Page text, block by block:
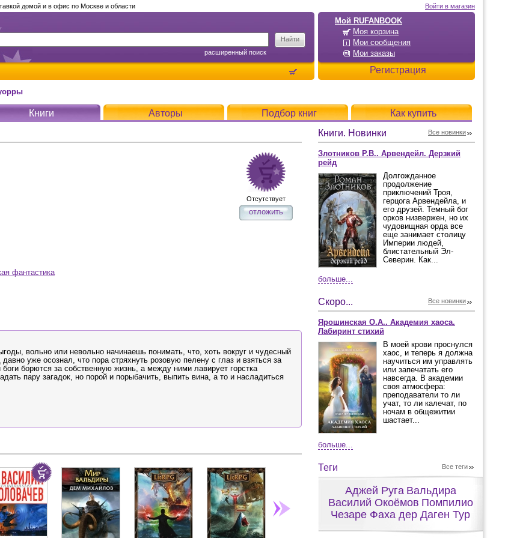
Мой RUFANBOOK
Моя корзина
Мои сообщения
Мои заказы
Регистрация
Войти в магазин
расширенный поиск
домой и в офис по Москве и области
Книги Авторы Подбор книг
Как купить
фантастика
Отсутствует
отложить
вольно или невольно начинаешь понимать, что, хоть вокруг и чудесный
уже осознал, что пора стряхнуть розовую пелену с глаз и взяться за
борются за собственную жизнь, а между ними лавирует горстка
пару загадок, но порой и порыбачить, выпить вина, а то и насладиться
Книги. Новинки Все новинки
Злотников Р.В.. Арвендейл. Дерзкий
рейд
Долгожданное
продолжение
приключений Троя,
герцога Арвендейла, и
его друзей. Темный бог
орков низвержен, но их
чудовищная орда все
еще занимает столицу
Империи людей,
блистательный Эл-
Северин. Как...
больше...
Скоро... Все новинки
Ярошинская О.А.. Академия хаоса.
Лабиринт стихий
В моей крови проснулся
хаос, и теперь я должна
научиться им управлять
или запечатать его
навсегда. В академии
своя атмосфера:
преподаватели то ли
учат, то ли калечат, по
ночам в общежитии
шастает...
больше...
Теги Все теги
Аджей Руга Вальдира
Василий Окоёмов Помпилио
Чезаре Фаха дер Даген Тур